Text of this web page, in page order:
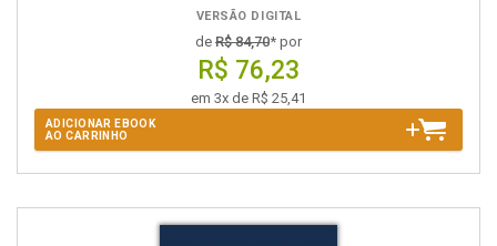
VERSÃO DIGITAL
de R$ 84,70* por
R$ 76,23
em 3x de R$ 25,41
ADICIONAR EBOOK
AO CARRINHO